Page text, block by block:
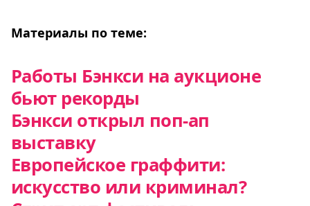
Материалы по теме:
Работы Бэнкси на аукционе
бьют рекорды
Бэнкси открыл поп-ап
выставку
Европейское граффити:
искусство или криминал?